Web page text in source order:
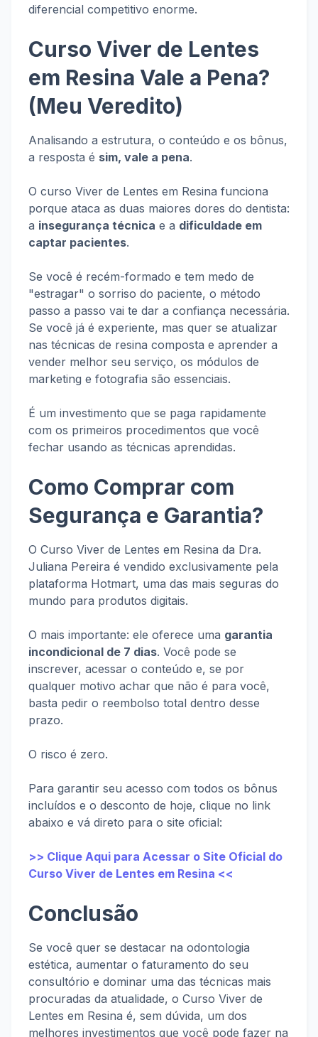
diferencial competitivo enorme.
Curso Viver de Lentes
em Resina Vale a Pena?
(Meu Veredito)
Analisando a estrutura, o conteúdo e os bônus,
a resposta é sim, vale a pena.
O curso Viver de Lentes em Resina funciona
porque ataca as duas maiores dores do dentista:
a insegurança técnica e a dificuldade em
captar pacientes.
Se você é recém-formado e tem medo de
"estragar" o sorriso do paciente, o método
passo a passo vai te dar a confiança necessária.
Se você já é experiente, mas quer se atualizar
nas técnicas de resina composta e aprender a
vender melhor seu serviço, os módulos de
marketing e fotografia são essenciais.
É um investimento que se paga rapidamente
com os primeiros procedimentos que você
fechar usando as técnicas aprendidas.
Como Comprar com
Segurança e Garantia?
O Curso Viver de Lentes em Resina da Dra.
Juliana Pereira é vendido exclusivamente pela
plataforma Hotmart, uma das mais seguras do
mundo para produtos digitais.
O mais importante: ele oferece uma garantia
incondicional de 7 dias. Você pode se
inscrever, acessar o conteúdo e, se por
qualquer motivo achar que não é para você,
basta pedir o reembolso total dentro desse
prazo.
O risco é zero.
Para garantir seu acesso com todos os bônus
incluídos e o desconto de hoje, clique no link
abaixo e vá direto para o site oficial:
>> Clique Aqui para Acessar o Site Oficial do
Curso Viver de Lentes em Resina <<
Conclusão
Se você quer se destacar na odontologia
estética, aumentar o faturamento do seu
consultório e dominar uma das técnicas mais
procuradas da atualidade, o Curso Viver de
Lentes em Resina é, sem dúvida, um dos
melhores investimentos que você pode fazer na